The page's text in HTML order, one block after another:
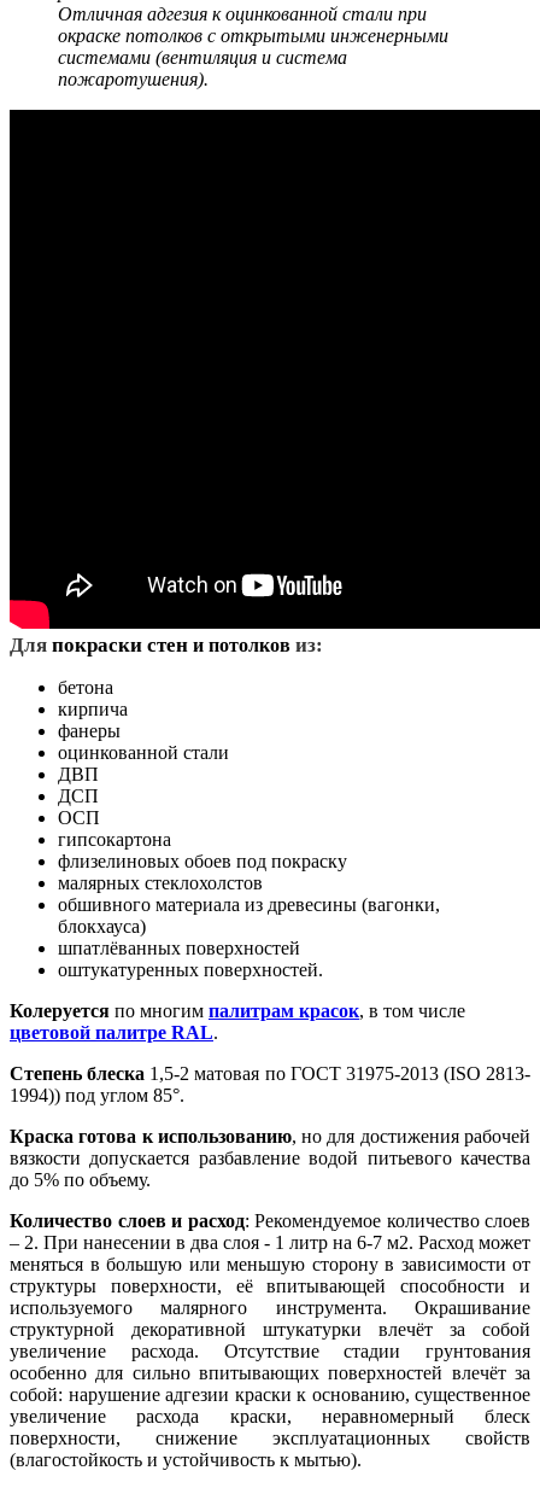
Отличная адгезия к оцинкованной стали при
окраске потолков с открытыми инженерными
системами (вентиляция и система
пожаротушения).
Для покраски стен и потолков из:
бетона
кирпича
фанеры
оцинкованной стали
ДВП
ДСП
ОСП
гипсокартона
флизелиновых обоев под покраску
малярных стеклохолстов
обшивного материала из древесины (вагонки,
блокхауса)
шпатлёванных поверхностей
оштукатуренных поверхностей.
Колеруется по многим палитрам красок, в том числе
цветовой палитре RAL.
Степень блеска 1,5-2 матовая по ГОСТ 31975-2013 (ISO 2813-
1994)) под углом 85°.
Краска готова к использованию, но для достижения рабочей
вязкости допускается разбавление водой питьевого качества
до 5% по объему.
Количество слоев и расход: Рекомендуемое количество слоев
– 2. При нанесении в два слоя - 1 литр на 6-7 м2. Расход может
меняться в большую или меньшую сторону в зависимости от
структуры поверхности, её впитывающей способности и
используемого малярного инструмента. Окрашивание
структурной декоративной штукатурки влечёт за собой
увеличение расхода. Отсутствие стадии грунтования
особенно для сильно впитывающих поверхностей влечёт за
собой: нарушение адгезии краски к основанию, существенное
увеличение расхода краски, неравномерный блеск
поверхности, снижение эксплуатационных свойств
(влагостойкость и устойчивость к мытью).